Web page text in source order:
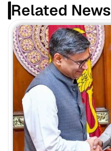
Related News